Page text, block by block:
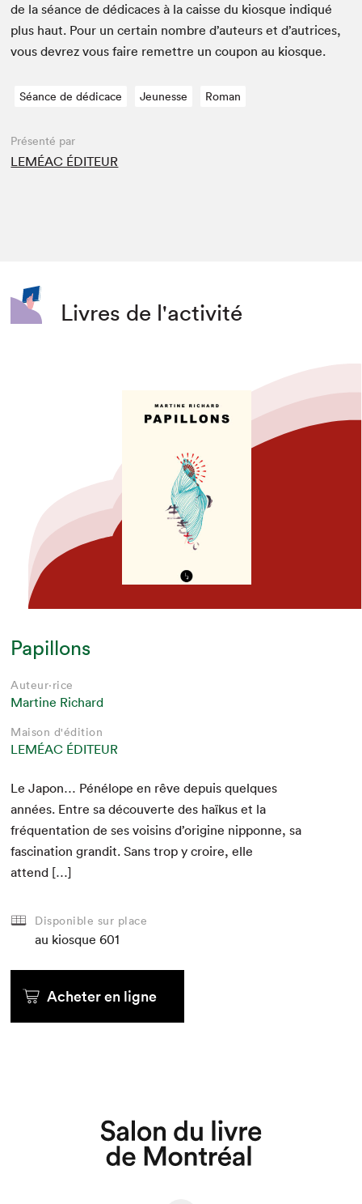
Que cherchez-vous?
de la séance de dédi­caces à la caisse du kiosque indiqué
plus haut. Pour un cer­tain nom­bre d’auteurs et d’autrices,
vous devrez vous faire remet­tre un coupon au kiosque.
Séance de dédicace Jeunesse Roman
Présenté par
LEMÉAC ÉDITEUR
Livres de l'activité
Papillons
Auteur·rice
Martine Richard
Maison d'édition
LEMÉAC ÉDITEUR
Le Japon… Péné­lope en rêve depuis quelques
années. Entre sa décou­verte des haïkus et la
fréquen­ta­tion de ses voisins d’origine nip­ponne, sa
fas­ci­na­tion grandit. Sans trop y croire, elle
attend […]
Disponible sur place
au kiosque 601
Acheter en ligne